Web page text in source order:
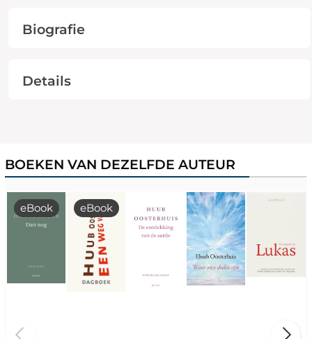
Biografie
Details
BOEKEN VAN DEZELFDE AUTEUR
eBook eBook